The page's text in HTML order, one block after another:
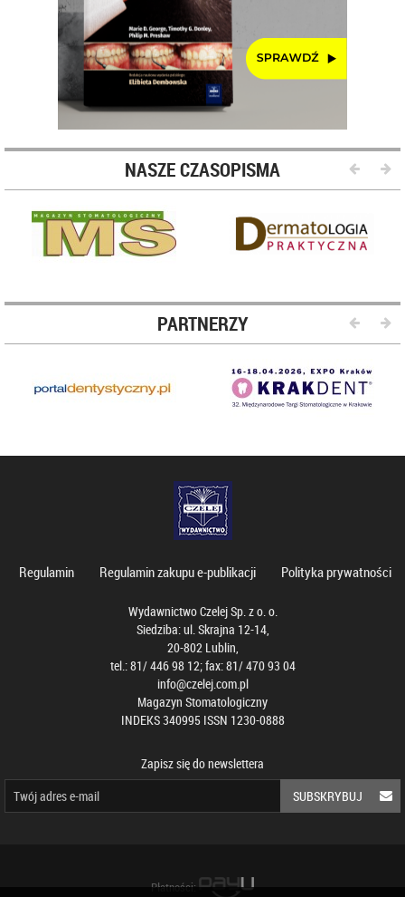
NASZE CZASOPISMA
PARTNERZY
Regulamin Regulamin zakupu e-publikacji Polityka prywatności
Wydawnictwo Czelej Sp. z o. o.
Siedziba: ul. Skrajna 12-14,
20-802 Lublin,
tel.: 81/ 446 98 12; fax: 81/ 470 93 04
info@czelej.com.pl
Magazyn Stomatologiczny
INDEKS 340995 ISSN 1230-0888
Zapisz się do newslettera
SUBSKRYBUJ
Płatności: